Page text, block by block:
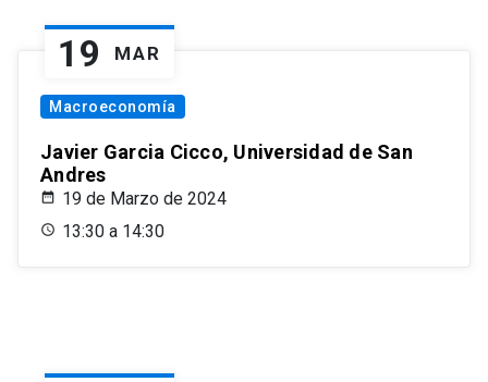
19 MAR
Macroeconomía
Javier Garcia Cicco, Universidad de San
Andres
19 de Marzo de 2024
13:30 a 14:30